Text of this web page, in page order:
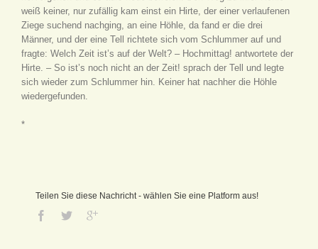
weiß keiner, nur zufällig kam einst ein Hirte, der einer verlaufenen
Ziege suchend nachging, an eine Höhle, da fand er die drei
Männer, und der eine Tell richtete sich vom Schlummer auf und
fragte: Welch Zeit ist’s auf der Welt? – Hochmittag! antwortete der
Hirte. – So ist’s noch nicht an der Zeit! sprach der Tell und legte
sich wieder zum Schlummer hin. Keiner hat nachher die Höhle
wiedergefunden.
*
Teilen Sie diese Nachricht - wählen Sie eine Platform aus!